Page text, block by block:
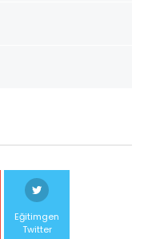
Eğitimgen
Twitter